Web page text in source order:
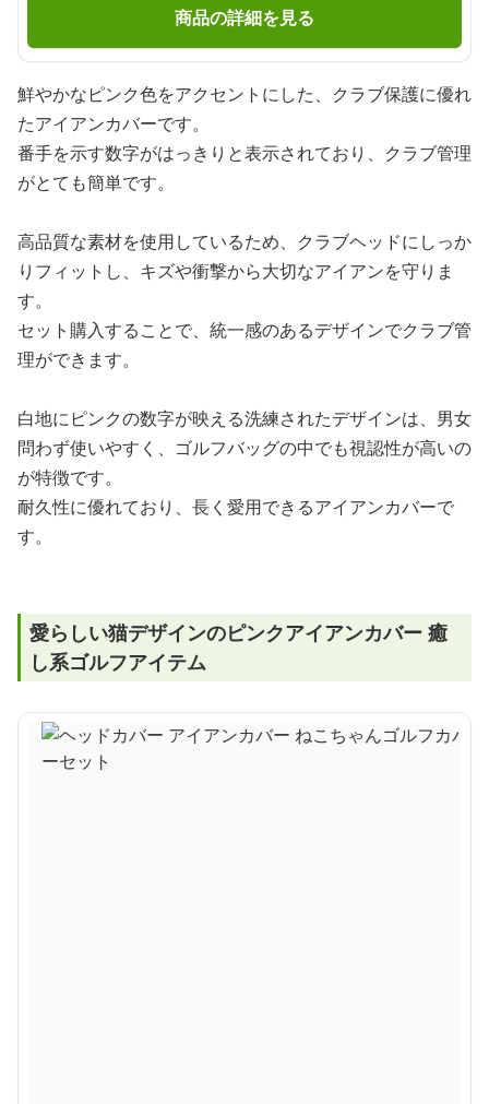
商品の詳細を見る
鮮やかなピンク色をアクセントにした、クラブ保護に優れ
たアイアンカバーです。
番手を示す数字がはっきりと表示されており、クラブ管理
がとても簡単です。
高品質な素材を使用しているため、クラブヘッドにしっか
りフィットし、キズや衝撃から大切なアイアンを守りま
す。
セット購入することで、統一感のあるデザインでクラブ管
理ができます。
白地にピンクの数字が映える洗練されたデザインは、男女
問わず使いやすく、ゴルフバッグの中でも視認性が高いの
が特徴です。
耐久性に優れており、長く愛用できるアイアンカバーで
す。
愛らしい猫デザインのピンクアイアンカバー 癒
し系ゴルフアイテム